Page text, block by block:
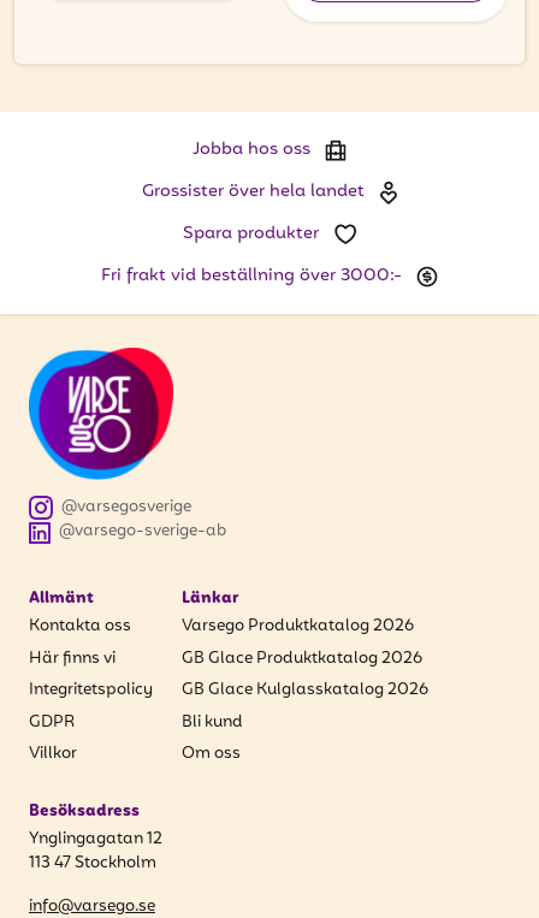
Jobba hos oss
Grossister över hela landet
Spara produkter
Fri frakt vid beställning över 3000:-
@varsego-sverige-ab
@varsegosverige
Allmänt
Kontakta oss
Här finns vi
Integritetspolicy
GDPR
Villkor
Länkar
Varsego Produktkatalog 2026
GB Glace Produktkatalog 2026
GB Glace Kulglasskatalog 2026
Bli kund
Om oss
Besöksadress
Ynglingagatan 12
113 47 Stockholm
info@varsego.se